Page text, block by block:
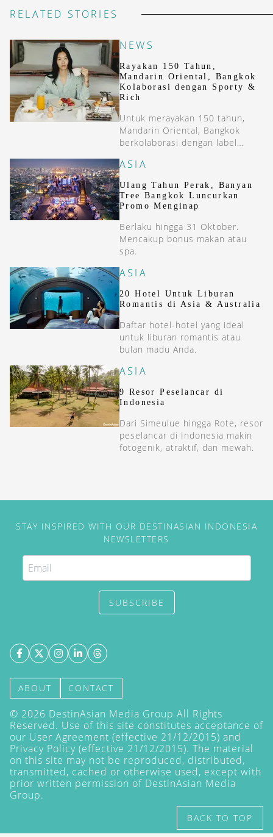
RELATED STORIES
NEWS
Rayakan 150 Tahun,
Mandarin Oriental, Bangkok
Kolaborasi dengan Sporty &
Rich
Untuk merayakan 150 tahun,
Mandarin Oriental, Bangkok
berkolaborasi dengan label
untuk koleksi terbaru mereka.
ASIA
Ulang Tahun Perak, Banyan
Tree Bangkok Luncurkan
Promo Menginap
Berlaku hingga 31 Oktober.
Mencakup bonus makan atau
spa.
ASIA
20 Hotel Untuk Liburan
Romantis di Asia & Australia
Daftar hotel-hotel yang ideal
untuk liburan romantis atau
bulan madu Anda.
ASIA
9 Resor Peselancar di
Indonesia
Dari Simeulue hingga Rote, resor
peselancar di Indonesia makin
fotogenik, atraktif, dan mewah.
STAY INSPIRED WITH OUR DESTINASIAN INDONESIA
NEWSLETTERS
SUBSCRIBE
ABOUT CONTACT
© 2026 DestinAsian Media Group All Rights
Reserved. Use of this site constitutes acceptance of
our User Agreement (effective 21/12/2015) and
Privacy Policy (effective 21/12/2015). The material
on this site may not be reproduced, distributed,
transmitted, cached or otherwise used, except with
prior written permission of DestinAsian Media
Group.
BACK TO TOP